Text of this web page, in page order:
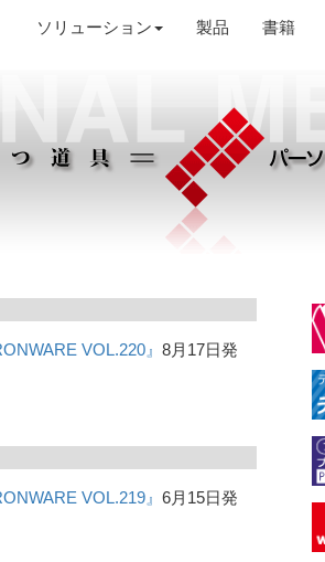
ソリューション 製品 書籍
VOL.220』 8月17日発
VOL.219』 6月15日発